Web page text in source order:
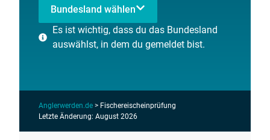
Bundesland wählen
Es ist wichtig, dass du das Bundesland
auswählst, in dem du gemeldet bist.
Anglerwerden.de > Fischereischeinprüfung
Letzte Änderung: August 2026